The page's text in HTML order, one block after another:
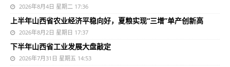
2026年8月4日 星期二 17:36
上半年山西省农业经济平稳向好，夏粮实现“三增”单产创新高
2026年8月2日 星期日 17:37
下半年山西省工业发展大盘敲定
2026年7月31日 星期五 14:53